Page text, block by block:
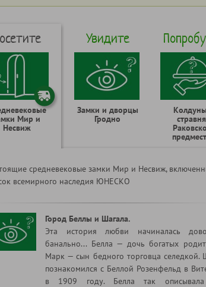
Мир и
Несвиж
Увидите
Замки и дворцы
Гродно
средневековые замки Мир и Несвиж,
всемирного наследия ЮНЕСКО
Город Беллы и Шагала.
Эта история любви начиналась
банально... Белла — дочь богатых
Марк — сын бедного торговца селедкой.
познакомился с Беллой Розенфельд в
в 1909 году. Белла так